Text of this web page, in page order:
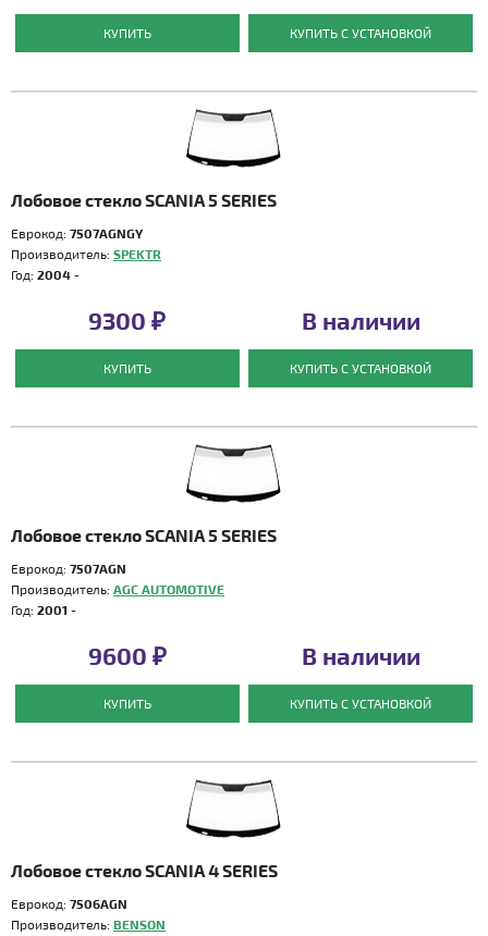
КУПИТЬ КУПИТЬ С УСТАНОВКОЙ
Лобовое стекло SCANIA 5 SERIES
Еврокод: 7507AGNGY
Производитель: SPEKTR
Год: 2004 -
9300 ₽
КУПИТЬ
В наличии
КУПИТЬ С УСТАНОВКОЙ
Лобовое стекло SCANIA 5 SERIES
Еврокод: 7507AGN
Производитель: AGC AUTOMOTIVE
Год: 2001 -
9600 ₽
КУПИТЬ
В наличии
КУПИТЬ С УСТАНОВКОЙ
Лобовое стекло SCANIA 4 SERIES
Еврокод: 7506AGN
Производитель: BENSON